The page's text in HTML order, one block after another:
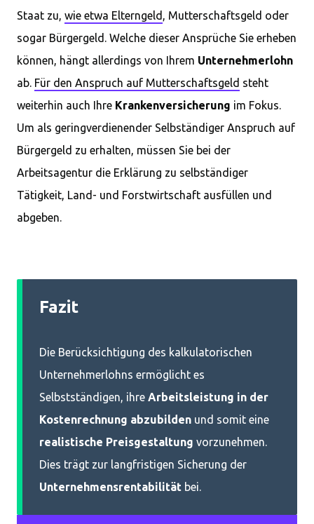
Staat zu, wie etwa Elterngeld , Mutterschaftsgeld oder
sogar Bürgergeld. Welche dieser Ansprüche Sie erheben
können, hängt allerdings von Ihrem Unternehmerlohn
ab. Für den Anspruch auf Mutterschaftsgeld steht
weiterhin auch Ihre Krankenversicherung im Fokus.
Um als geringverdienender Selbständiger Anspruch auf
Bürgergeld zu erhalten, müssen Sie bei der
Arbeitsagentur die Erklärung zu selbständiger
Tätigkeit, Land- und Forstwirtschaft ausfüllen und
abgeben.
Fazit
Die Berücksichtigung des kalkulatorischen
Unternehmerlohns ermöglicht es
Selbstständigen, ihre Arbeitsleistung in der
Kostenrechnung abzubilden und somit eine
realistische Preisgestaltung vorzunehmen.
Dies trägt zur langfristigen Sicherung der
Unternehmensrentabilität bei.